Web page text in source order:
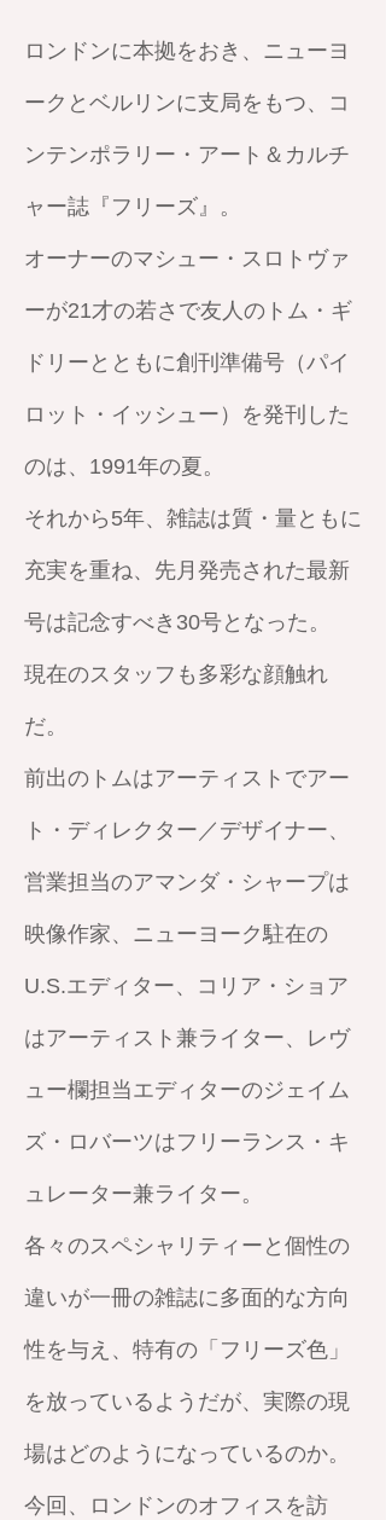
ロンドンに本拠をおき、ニューヨ
ークとベルリンに支局をもつ、コ
ンテンポラリー・アート＆カルチ
ャー誌『フリーズ』。
オーナーのマシュー・スロトヴァ
ーが21才の若さで友人のトム・ギ
ドリーとともに創刊準備号（パイ
ロット・イッシュー）を発刊した
のは、1991年の夏。
それから5年、雑誌は質・量ともに
充実を重ね、先月発売された最新
号は記念すべき30号となった。
現在のスタッフも多彩な顔触れ
だ。
前出のトムはアーティストでアー
ト・ディレクター／デザイナー、
営業担当のアマンダ・シャープは
映像作家、ニューヨーク駐在の
U.S.エディター、コリア・ショア
はアーティスト兼ライター、レヴ
ュー欄担当エディターのジェイム
ズ・ロバーツはフリーランス・キ
ュレーター兼ライター。
各々のスペシャリティーと個性の
違いが一冊の雑誌に多面的な方向
性を与え、特有の「フリーズ色」
を放っているようだが、実際の現
場はどのようになっているのか。
今回、ロンドンのオフィスを訪